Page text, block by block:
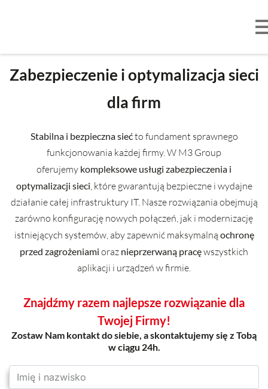
Zabezpieczenie i optymalizacja sieci
dla firm
Stabilna i bezpieczna siećto fundament sprawnego
funkcjonowania każdej firmy. W M3 Group
oferujemy kompleksowe usługi zabezpieczenia i
optymalizacji sieci, które gwarantują bezpieczne i wydajne
działanie całej infrastruktury IT. Nasze rozwiązania obejmują
zarówno konfigurację nowych połączeń, jak i modernizację
istniejących systemów, aby zapewnić maksymalną ochronę
przed zagrożeniami oraz nieprzerwaną pracęwszystkich
aplikacji i urządzeń w firmie.
Znajdźmy razem najlepsze rozwiązanie dla
Twojej Firmy!
Zostaw Nam kontakt do siebie, a skontaktujemy się z Tobą
w ciągu 24h.